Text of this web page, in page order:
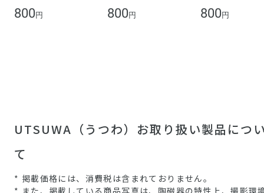
800 円 800 円 800 円
UTSUWA（うつわ）お取り扱い製品につ
て
* 掲載価格には、消費税は含まれておりません。
* また、掲載している商品写真は、陶磁器の特性上、撮影環